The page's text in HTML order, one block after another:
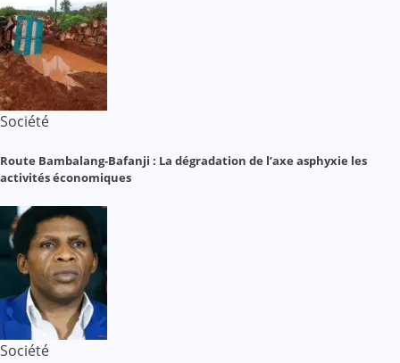
Société
Route Bambalang-Bafanji : La dégradation de l’axe asphyxie les
activités économiques
Société